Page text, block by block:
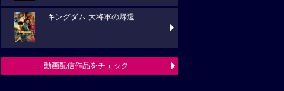
キングダム 大将軍の帰還
動画配信作品をチェック